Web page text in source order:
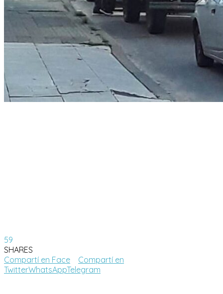
59
SHARES
Compartí en Face
Compartí en
TwitterWhatsAppTelegram